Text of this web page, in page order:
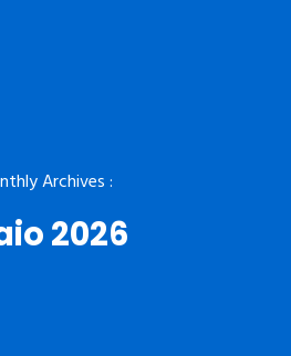
Archives :
2026